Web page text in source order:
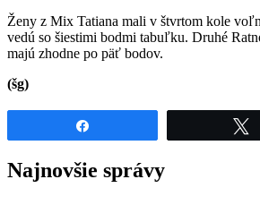
Ženy z Mix Tatiana mali v štvrtom kole
vedú so šiestimi bodmi tabuľku. Druhé
majú zhodne po päť bodov.
(šg)
Najnovšie správy